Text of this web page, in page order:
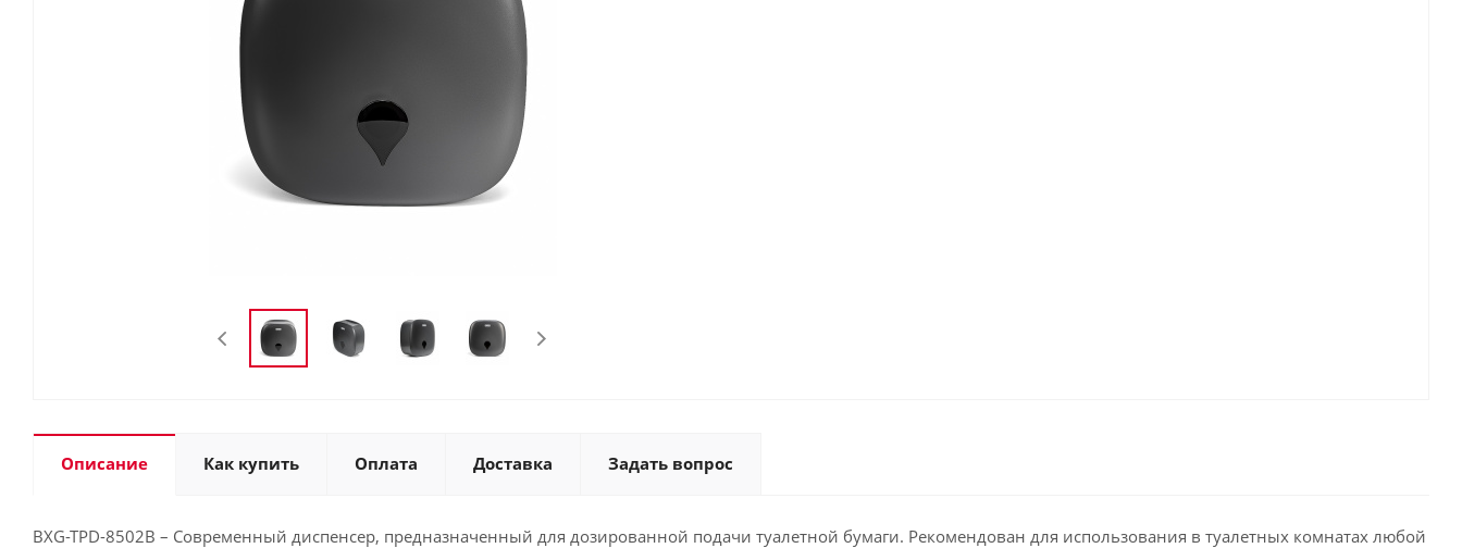
Описание Как купить Оплата Доставка Задать вопрос
BXG-TPD-8502В – Современный диспенсер, предназначенный для дозированной подачи туалетной бумаги. Рекомендован для использования в туалетных комнатах любой